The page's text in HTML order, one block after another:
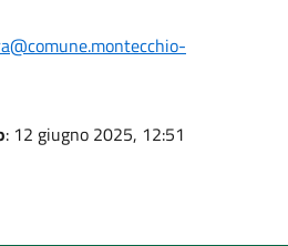
: 12 giugno 2025, 12:51